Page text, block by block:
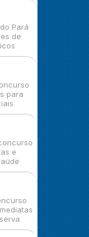
Pará
de
para
e